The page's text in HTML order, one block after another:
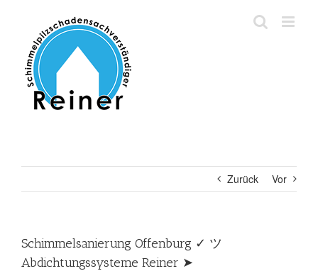
springen
Zurück Vor
Schimmelsanierung Offenburg ✓ ツ
Abdichtungssysteme Reiner ➤